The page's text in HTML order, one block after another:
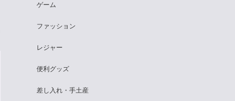
ゲーム
ファッション
レジャー
便利グッズ
差し入れ・手土産